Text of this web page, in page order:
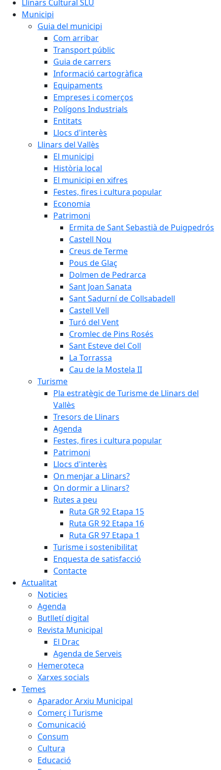
Llinars Cultural SLU
Municipi
Guia del municipi
Com arribar
Transport públic
Guia de carrers
Informació cartogràfica
Equipaments
Empreses i comerços
Polígons Industrials
Entitats
Llocs d'interès
Llinars del Vallès
El municipi
Història local
El municipi en xifres
Festes, fires i cultura popular
Economia
Patrimoni
Ermita de Sant Sebastià de Puigpedrós
Castell Nou
Creus de Terme
Pous de Glaç
Dolmen de Pedrarca
Sant Joan Sanata
Sant Sadurní de Collsabadell
Castell Vell
Turó del Vent
Cromlec de Pins Rosés
Sant Esteve del Coll
La Torrassa
Cau de la Mostela II
Turisme
Pla estratègic de Turisme de Llinars del
Vallès
Tresors de Llinars
Agenda
Festes, fires i cultura popular
Patrimoni
Llocs d'interès
On menjar a Llinars?
On dormir a Llinars?
Rutes a peu
Ruta GR 92 Etapa 15
Ruta GR 92 Etapa 16
Ruta GR 97 Etapa 1
Turisme i sostenibilitat
Enquesta de satisfacció
Contacte
Actualitat
Noticies
Agenda
Butlletí digital
Revista Municipal
El Drac
Agenda de Serveis
Hemeroteca
Xarxes socials
Temes
Aparador Arxiu Municipal
Comerç i Turisme
Comunicació
Consum
Cultura
Educació